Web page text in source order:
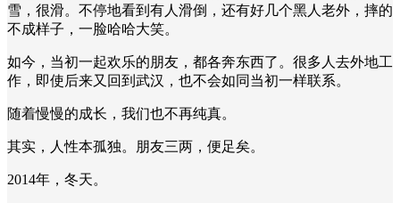
雪，很滑。不停地看到有人滑倒，还有好几个黑人老外，摔的
不成样子，一脸哈哈大笑。
如今，当初一起欢乐的朋友，都各奔东西了。很多人去外地工
作，即使后来又回到武汉，也不会如同当初一样联系。
随着慢慢的成长，我们也不再纯真。
其实，人性本孤独。朋友三两，便足矣。
2014年，冬天。